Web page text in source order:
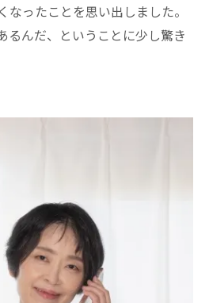
ったことを思い出しました。
るんだ、ということに少し驚き